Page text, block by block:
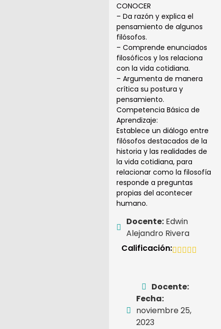
CONOCER
– Da razón y explica el
pensamiento de algunos
filósofos.
– Comprende enunciados
filosóficos y los relaciona
con la vida cotidiana.
– Argumenta de manera
crítica su postura y
pensamiento.
Competencia Básica de
Aprendizaje:
Establece un diálogo entre
filósofos destacados de la
historia y las realidades de
la vida cotidiana, para
relacionar como la filosofía
responde a preguntas
propias del acontecer
humano.
Docente: Edwin
Alejandro Rivera
Calificación:
Docente:
Fecha:
noviembre 25,
2023